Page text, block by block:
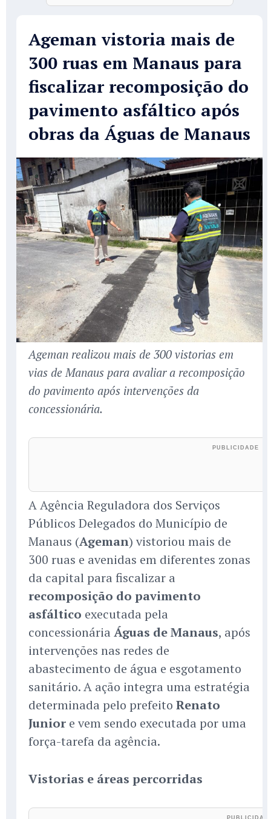
Ageman vistoria mais de
300 ruas em Manaus para
fiscalizar recomposição do
pavimento asfáltico após
obras da Águas de Manaus
Ageman realizou mais de 300 vistorias em
vias de Manaus para avaliar a recomposição
do pavimento após intervenções da
concessionária.
A Agência Reguladora dos Serviços
Públicos Delegados do Município de
Manaus (Ageman) vistoriou mais de
300 ruas e avenidas em diferentes zonas
da capital para fiscalizar a
recomposição do pavimento
asfáltico executada pela
concessionária Águas de Manaus, após
intervenções nas redes de
abastecimento de água e esgotamento
sanitário. A ação integra uma estratégia
determinada pelo prefeito Renato
Junior e vem sendo executada por uma
força-tarefa da agência.
Vistorias e áreas percorridas